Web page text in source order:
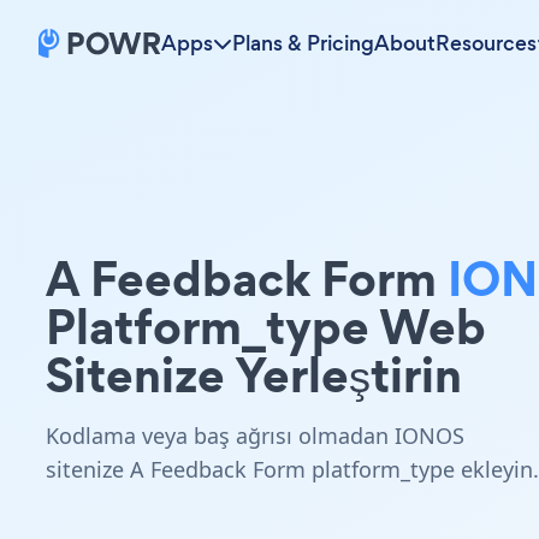
Apps Plans & PricingAboutResources
A Feedback Form
Platform_type Web
Sitenize Yerleştirin
Kodlama veya baş ağrısı olmadan IONOS
sitenize A Feedback Form platform_type ekleyin.